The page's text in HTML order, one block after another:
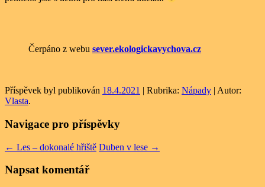
Čerpáno z webu sever.ekologickavychova.cz
Příspěvek byl publikován 18.4.2021 | Rubrika: Nápady | Autor:
Vlasta.
Navigace pro příspěvky
← Les – dokonalé hřiště Duben v lese →
Napsat komentář